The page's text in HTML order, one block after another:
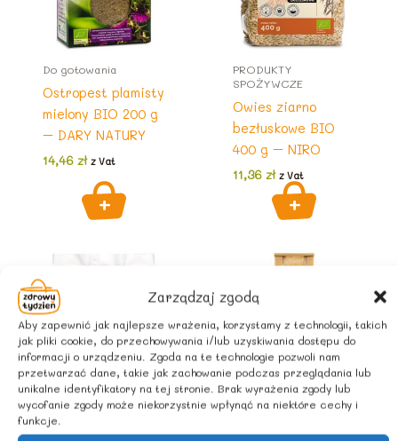
Zarządzaj zgodą
Aby zapewnić jak najlepsze wrażenia, korzystamy z technologii, takich
jak pliki cookie, do przechowywania i/lub uzyskiwania dostępu do
informacji o urządzeniu. Zgoda na te technologie pozwoli nam
przetwarzać dane, takie jak zachowanie podczas przeglądania lub
unikalne identyfikatory na tej stronie. Brak wyrażenia zgody lub
wycofanie zgody może niekorzystnie wpłynąć na niektóre cechy i
funkcje.
Do gotowania
Ostropest plamisty
mielony BIO 200 g
– DARY NATURY
14,46 zł z Vat
PRODUKTY
SPOŻYWCZE
Owies ziarno
bezłuskowe BIO
400 g – NIRO
11,36 zł z Vat
PRODUKTY
BEZGLUTENOWE
Płatki owsiane